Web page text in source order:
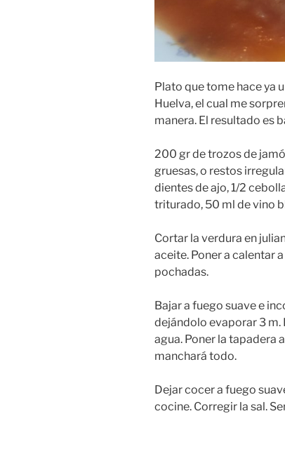
Plato que tome hace ya
Huelva, el cual me
manera. El resultado es
200 gr de trozos de
gruesas, o restos
dientes de ajo, 1/2
triturado, 50 ml de vino
Cortar la verdura en
aceite. Poner a calentar
pochadas.
Bajar a fuego suave e
dejándolo evaporar 3
agua. Poner la tapadera
manchará todo.
Dejar cocer a fuego
cocine. Corregir la sal.